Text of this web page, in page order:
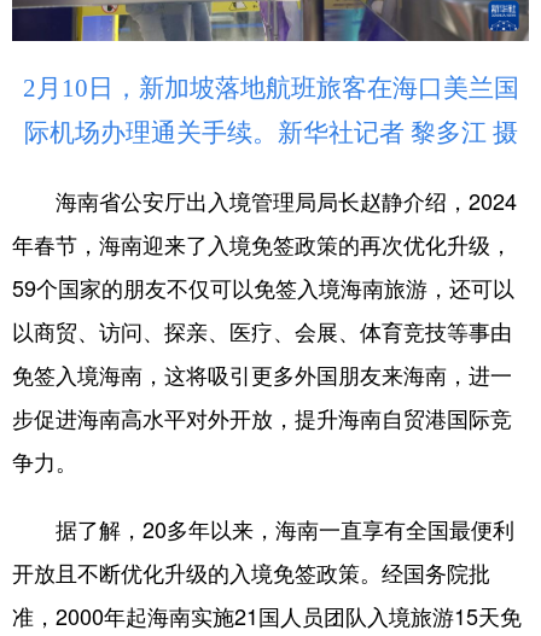
2月10日，新加坡落地航班旅客在海口美兰国
际机场办理通关手续。新华社记者 黎多江 摄
海南省公安厅出入境管理局局长赵静介绍，2024
年春节，海南迎来了入境免签政策的再次优化升级，
59个国家的朋友不仅可以免签入境海南旅游，还可以
以商贸、访问、探亲、医疗、会展、体育竞技等事由
免签入境海南，这将吸引更多外国朋友来海南，进一
步促进海南高水平对外开放，提升海南自贸港国际竞
争力。
据了解，20多年以来，海南一直享有全国最便利
开放且不断优化升级的入境免签政策。经国务院批
准，2000年起海南实施21国人员团队入境旅游15天免